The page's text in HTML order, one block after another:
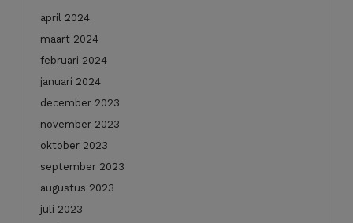
april 2024
maart 2024
februari 2024
januari 2024
december 2023
november 2023
oktober 2023
september 2023
augustus 2023
juli 2023